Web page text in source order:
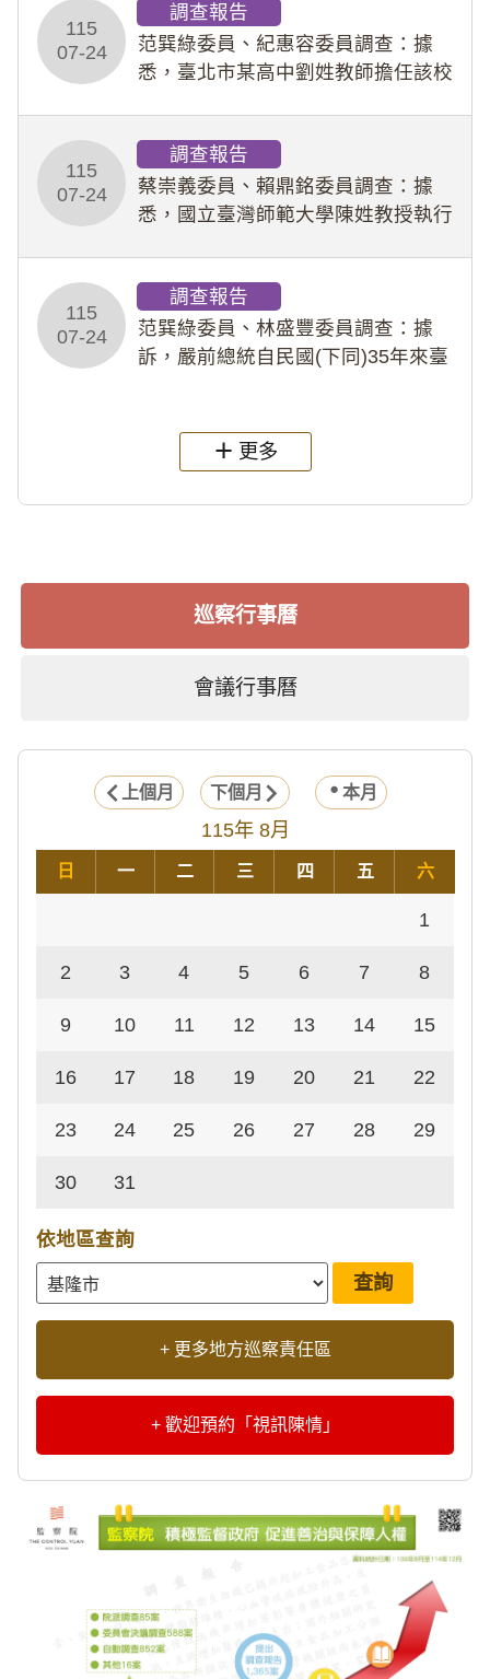
教羽球隊學生等行為，歷經該校校園
事件處理會議（下
115
07-24
調查報告
范巽綠委員、紀惠容委員調查：據
悉，臺北市某高中劉姓教師擔任該校
行拍攝特定樣態性影像並以手機傳送
劉師。該生因畏懼成
115
07-24
調查報告
蔡崇義委員、賴鼎銘委員調查：據
悉，國立臺灣師範大學陳姓教授執行
術倫理等情案調查報告。(115教調
31)
115
07-24
調查報告
范巽綠委員、林盛豐委員調查：據
訴，嚴前總統自民國(下同)35年來臺
過世後，總統府於89年間函請其家屬
繼續留住
更多
巡察行事曆
會議行事曆
上個月 下個月 本月
115年 8月
日 一 二 三 四 五 六
1
2 3 4 5 6 7 8
9 10 11 12 13 14 15
16 17 18 19 20 21 22
23 24 25 26 27 28 29
30 31
依地區查詢
+ 更多地方巡察責任區
+ 歡迎預約「視訊陳情」